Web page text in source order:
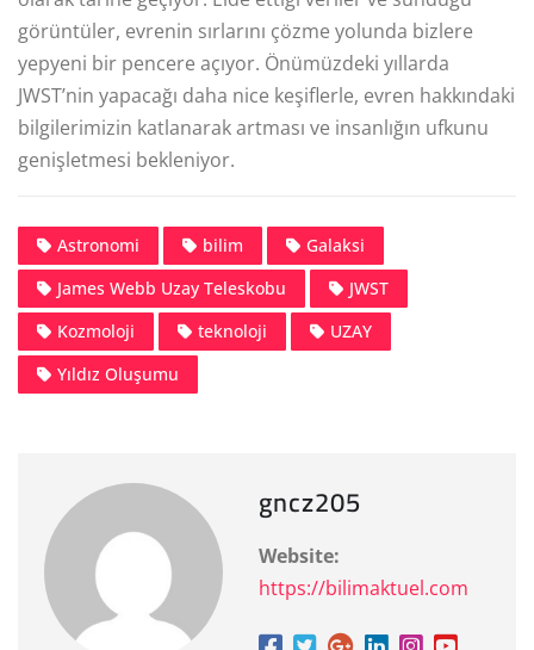
görüntüler, evrenin sırlarını çözme yolunda bizlere
yepyeni bir pencere açıyor. Önümüzdeki yıllarda
JWST’nin yapacağı daha nice keşiflerle, evren hakkındaki
bilgilerimizin katlanarak artması ve insanlığın ufkunu
genişletmesi bekleniyor.
Astronomi bilim
Galaksi
James Webb Uzay Teleskobu
JWST
Kozmoloji
teknoloji
UZAY
Yıldız Oluşumu
gncz205
Website:
https://bilimaktuel.com